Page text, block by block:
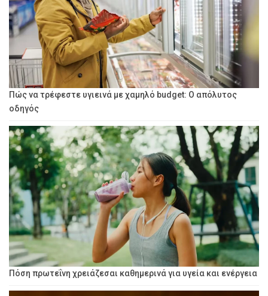
Πώς να τρέφεστε υγιεινά με χαμηλό budget: Ο απόλυτος
οδηγός
Πόση πρωτεΐνη χρειάζεσαι καθημερινά για υγεία και ενέργεια